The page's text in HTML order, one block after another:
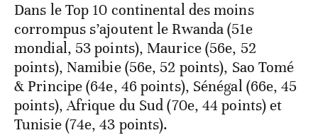
Dans le Top 10 continental des moins
corrompus s’ajoutent le Rwanda (51e
mondial, 53 points), Maurice (56e, 52
points), Namibie (56e, 52 points), Sao Tomé
& Principe (64e, 46 points), Sénégal (66e, 45
points), Afrique du Sud (70e, 44 points) et
Tunisie (74e, 43 points).